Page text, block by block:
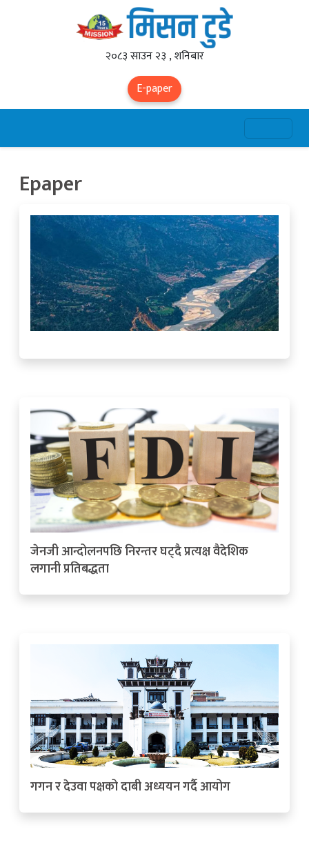
२०८३ साउन २३ , शनिबार
E-paper
Epaper
जेनजी आन्दोलनपछि निरन्तर घट्दै प्रत्यक्ष वैदेशिक
लगानी प्रतिबद्धता
गगन र देउवा पक्षको दाबी अध्ययन गर्दै आयोग